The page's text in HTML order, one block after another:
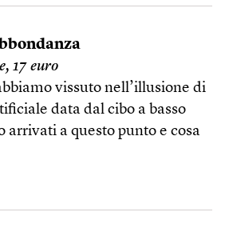
17 euro
vissuto nell’illusione di
data dal cibo a basso
arrivati a questo punto e cosa